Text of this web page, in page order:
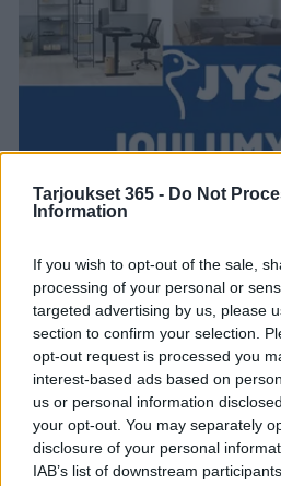
Tarjoukset 365 - Do Not
Information
If you wish to opt-out of the sale,
processing of your personal or
targeted advertising by us, please
section to confirm your selection.
opt-out request is processed you
interest-based ads based on
us or personal information
your opt-out. You may separately
disclosure of your personal
IAB’s list of downstream
Uusin JYSK-esite on
UusiJYSK-esite on voimassa
13. lokakuuta 2025 . Yli13
kampanjoita ja alennuksia,
hämmästyttäviä tapoja
tuotteissa.
Yritys tarjoaa massiivisen
lukeutuvat muun muassa